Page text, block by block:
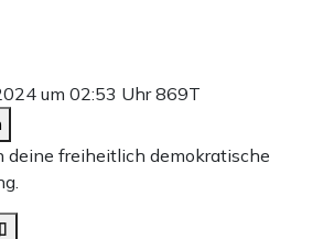
um 02:53 Uhr869T
deine freiheitlich demokratische